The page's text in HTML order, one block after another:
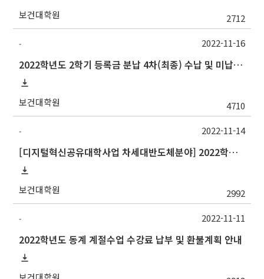
보건대학원 2712
-
2022학년도 2학기 등록금 분납 4차(최종) 수납 및 미납자 제적 예정 안내
보건대학원 4710
2022-11-16
-
[디지털혁신공유대학사업 차세대반도체분야] 2022학년도 중앙대학교 동계 계절수업 교류 수학 안내
보건대학원 2992
2022-11-14
-
2022학년도 동계 계절수업 수강료 납부 및 환불계획 안내
2022-11-11